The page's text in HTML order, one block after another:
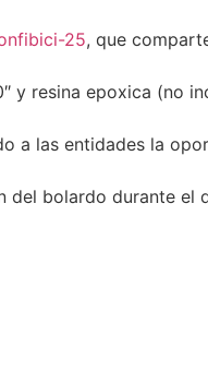
25, que
y resina epoxica (no
a las entidades la
del bolardo durante el